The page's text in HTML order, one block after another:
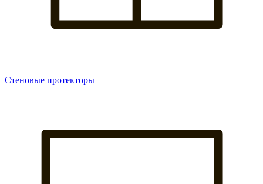
Стеновые протекторы